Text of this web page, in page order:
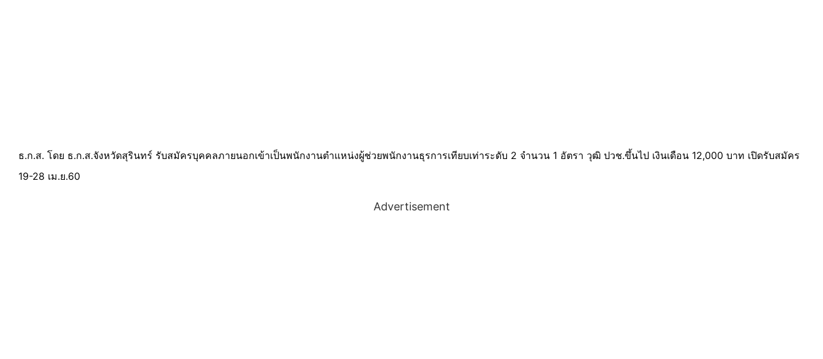
ธ.ก.ส. โดย ธ.ก.ส.จังหวัดสุรินทร์ รับสมัครบุคคลภายนอกเข้าเป็นพนักงานตำแหน่งผู้ช่วยพนักงานธุรการเทียบเท่าระดับ 2 จำนวน 1 อัตรา วุฒิ ปวช.ขึ้นไป เงินเดือน 12,000 บาท เปิดรับสมัคร
19-28 เม.ย.60
Advertisement